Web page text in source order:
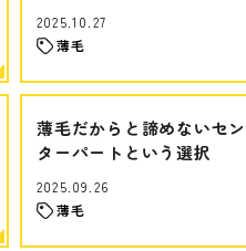
2025.10.27
薄毛
薄毛だからと諦めないセン
ターパートという選択
2025.09.26
薄毛